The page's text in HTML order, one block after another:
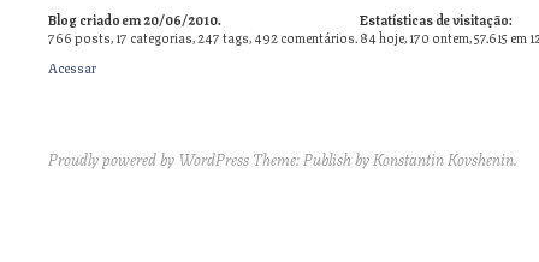
Blog criado em 20/06/2010.
766posts,17 categorias,247tags,492comentários.
Estatísticas de visitação:
84 hoje, 170 ontem, 57.615 em
Acessar
Proudly powered by WordPress Theme: Publish byKonstantin Kovshenin.